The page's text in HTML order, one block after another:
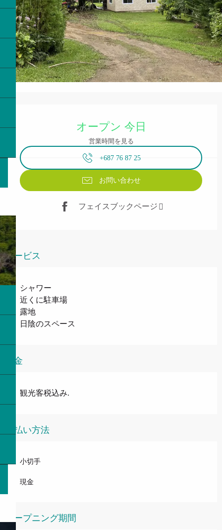
オープン 今日
営業時間を見る
+687 76 87 25
お問い合わせ
フェイスブックページ
サービス
シャワー
近くに駐車場
露地
日陰のスペース
料金
観光客税込み.
支払い方法
小切手
現金
オープニング期間